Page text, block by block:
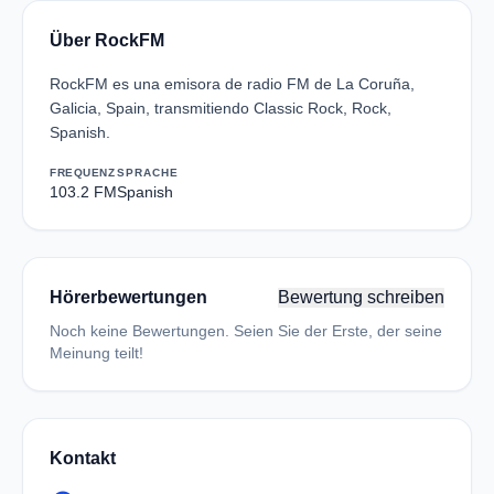
Über RockFM
RockFM es una emisora de radio FM de La Coruña,
Galicia, Spain, transmitiendo Classic Rock, Rock,
Spanish.
FREQUENZ
103.2 FM
SPRACHE
Spanish
Hörerbewertungen Bewertung schreiben
Noch keine Bewertungen. Seien Sie der Erste, der seine
Meinung teilt!
Kontakt